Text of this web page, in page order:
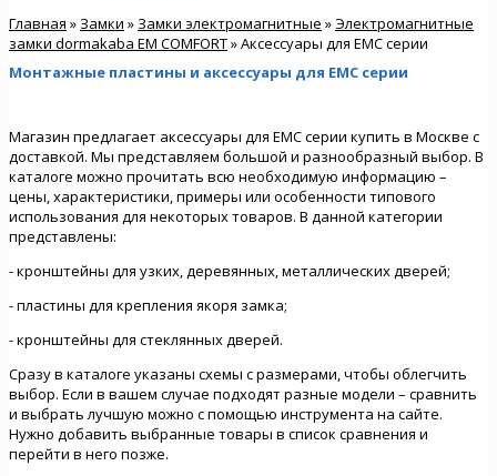
Главная » Замки » Замки электромагнитные » Электромагнитные
замки dormakaba EM COMFORT» Аксессуары для EMC серии
Монтажные пластины и аксессуары для EMC серии
Магазин предлагает аксессуары для EMC серии купить в Москве с
доставкой. Мы представляем большой и разнообразный выбор. В
каталоге можно прочитать всю необходимую информацию –
цены, характеристики, примеры или особенности типового
использования для некоторых товаров. В данной категории
представлены:
- кронштейны для узких, деревянных, металлических дверей;
- пластины для крепления якоря замка;
- кронштейны для стеклянных дверей.
Сразу в каталоге указаны схемы с размерами, чтобы облегчить
выбор. Если в вашем случае подходят разные модели – сравнить
и выбрать лучшую можно с помощью инструмента на сайте.
Нужно добавить выбранные товары в список сравнения и
перейти в него позже.